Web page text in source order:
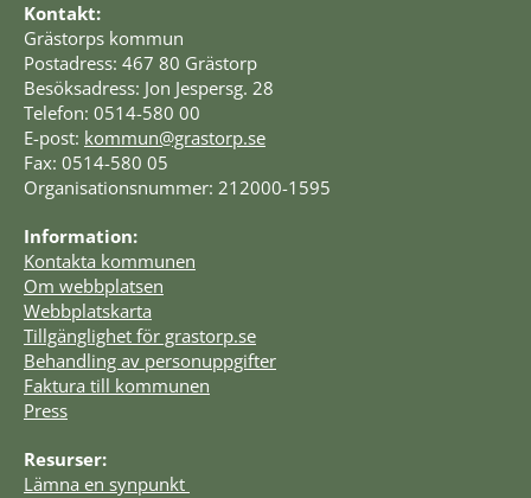
Kontakt:
Grästorps kommun
Postadress: 467 80 Grästorp
Besöksadress: Jon Jespersg. 28
Telefon: 0514-580 00
E-post: kommun@grastorp.se
Fax: 0514-580 05
Organisationsnummer: 212000-1595
Information:
Kontakta kommunen
Om webbplatsen
Webbplatskarta
Tillgänglighet för grastorp.se
Behandling av personuppgifter
Faktura till kommunen
Press
Resurser:
Lämna en synpunkt